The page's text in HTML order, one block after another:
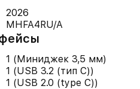
2026
MHFA4RU/A
1 (Миниджек 3,5 мм)
1 (USB 3.2 (тип C))
1 (USB 2.0 (type C))